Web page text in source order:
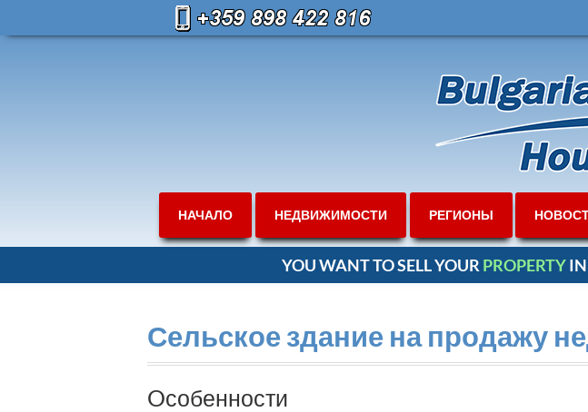
НАЧАЛО НЕДВИЖИМОСТИ РЕГИОНЫ
YOU WANT TO SELL YOUR PROPERTYIN
Сельское здание на продажу
Oсобенности